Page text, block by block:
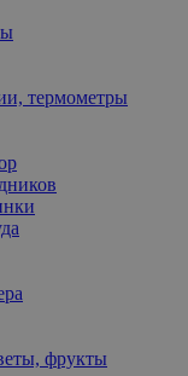
термометры
фрукты